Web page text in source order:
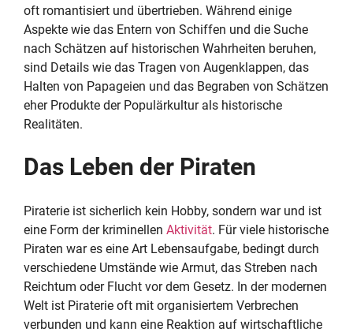
oft romantisiert und übertrieben. Während einige
Aspekte wie das Entern von Schiffen und die Suche
nach Schätzen auf historischen Wahrheiten beruhen,
sind Details wie das Tragen von Augenklappen, das
Halten von Papageien und das Begraben von Schätzen
eher Produkte der Populärkultur als historische
Realitäten.
Das Leben der Piraten
Piraterie ist sicherlich kein Hobby, sondern war und ist
eine Form der kriminellen Aktivität. Für viele historische
Piraten war es eine Art Lebensaufgabe, bedingt durch
verschiedene Umstände wie Armut, das Streben nach
Reichtum oder Flucht vor dem Gesetz. In der modernen
Welt ist Piraterie oft mit organisiertem Verbrechen
verbunden und kann eine Reaktion auf wirtschaftliche